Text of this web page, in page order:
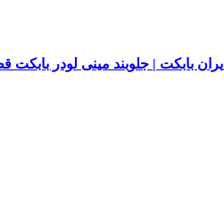
ایران بابکت | جلوبند مینی لودر